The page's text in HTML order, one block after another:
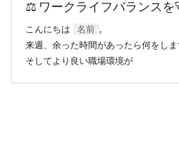
⚖️ ワークライフバランスを
こんにちは 名前 ,
来週、余った時間があったら何をしま
そしてより良い職場環境が